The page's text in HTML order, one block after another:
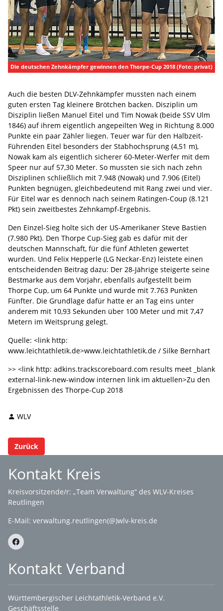
Die deutschen Zehnkämpfer gewinnen den Thorpe-Cup 2018 (Foto: privat)
Auch die besten DLV-Zehnkämpfer mussten nach einem
guten ersten Tag kleinere Brötchen backen. Disziplin um
Disziplin ließen Manuel Eitel und Tim Nowak (beide SSV Ulm
1846) auf ihrem eigentlich angepeilten Weg in Richtung 8.000
Punkte ein paar Zähler liegen. Teuer war für den Halbzeit-
Führenden Eitel besonders der Stabhochsprung (4,51 m),
Nowak kam als eigentlich sicherer 60-Meter-Werfer mit dem
Speer nur auf 57,30 Meter. So mussten sie sich nach zehn
Disziplinen schließlich mit 7.948 (Nowak) und 7.906 (Eitel)
Punkten begnügen, gleichbedeutend mit Rang zwei und vier.
Für Eitel war es dennoch nach seinem Ratingen-Coup (8.121
Pkt) sein zweitbestes Zehnkampf-Ergebnis.
Den Einzel-Sieg holte sich der US-Amerikaner Steve Bastien
(7.980 Pkt). Den Thorpe Cup-Sieg gab es dafür mit der
deutschen Mannschaft, für die fünf Athleten gewertet
wurden. Und Felix Hepperle (LG Neckar-Enz) leistete einen
entscheidenden Beitrag dazu: Der 28-Jährige steigerte seine
Bestmarke aus dem Vorjahr, ebenfalls aufgestellt beim
Thorpe Cup, um 64 Punkte und wurde mit 7.763 Punkten
Fünfter. Die Grundlage dafür hatte er an Tag eins unter
anderem mit 10,93 Sekunden über 100 Meter und mit 7,47
Metern im Weitsprung gelegt.
Quelle: <link http:
www.leichtathletik.de>www.leichtathletik.de / Silke Bernhart
>> <link http: adkins.trackscoreboard.com results meet _blank
external-link-new-window internen link im aktuellen>Zu den
Ergebnissen des Thorpe-Cup 2018
WLV
Zurück
Kontakt Kreis
Kreisvorsitzende/r: „Team Verwaltung“ des WLV-Kreises
Reutlingen
E-Mail: verwaltung.reutlingen(@)wlv-kreis.de
Kontakt Verband
Württembergischer Leichtathletik-Verband e.V.
Geschäftsstelle